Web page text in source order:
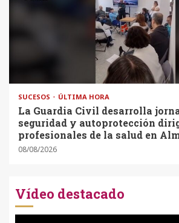
SUCESOS ÚLTIMA HORA
La Guardia Civil desarrolla
seguridad y autoprotección
profesionales de la salud en
08/08/2026
Vídeo destacado